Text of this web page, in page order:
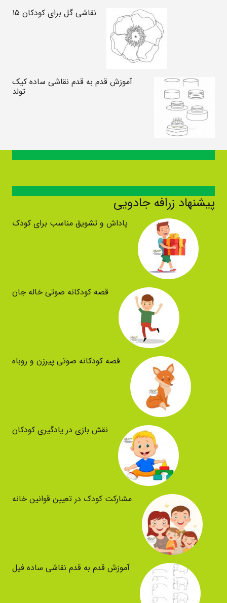
نقاشی گل برای کودکان ۱۵
آموزش قدم به قدم نقاشی ساده کیک
تولد
پیشنهاد زرافه جادویی
پاداش و تشویق مناسب برای کودک
قصه کودکانه صوتی خاله جان
قصه کودکانه صوتی پیرزن و روباه
نقش بازی در یادگیری کودکان
مشارکت کودک در تعیین قوانین خانه
آموزش قدم به قدم نقاشی ساده فیل